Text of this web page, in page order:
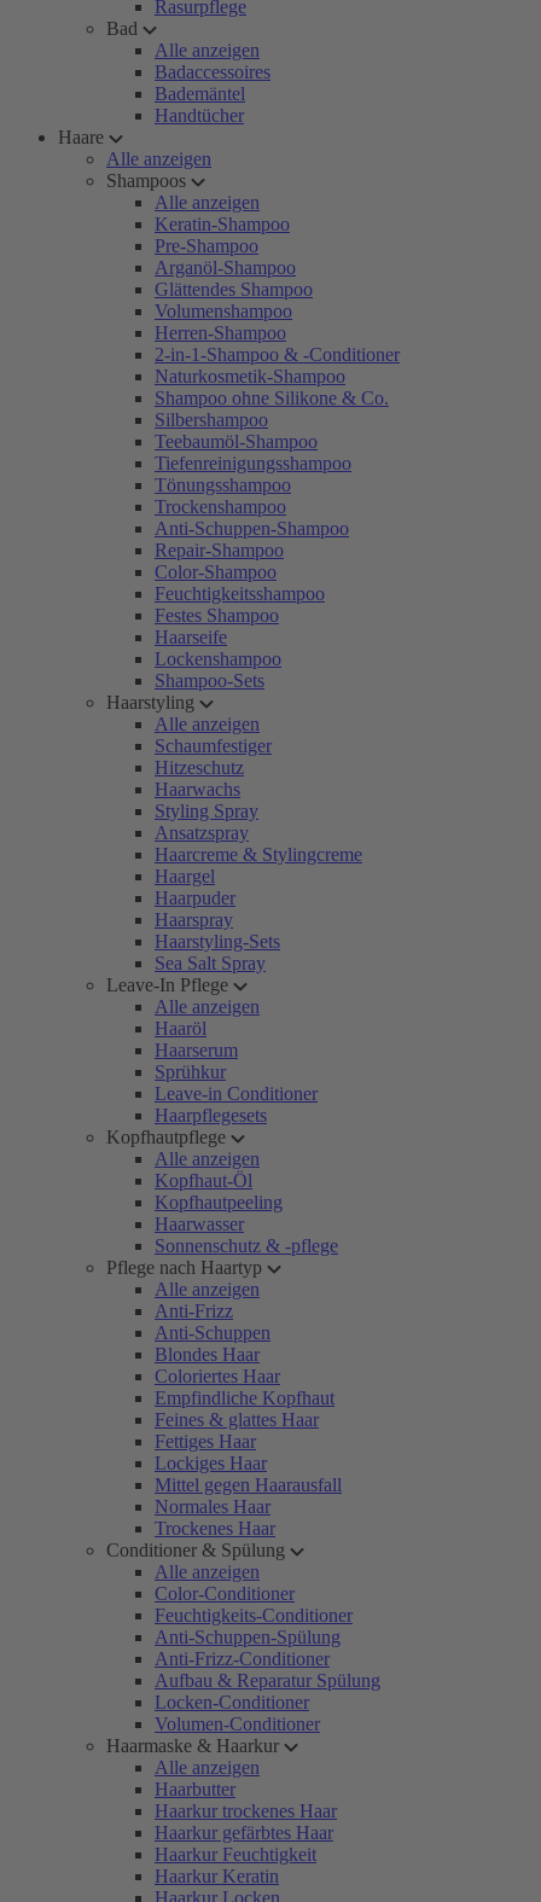
Rasurpflege
Bad
Alle anzeigen
Badaccessoires
Bademäntel
Handtücher
Haare
Alle anzeigen
Shampoos
Alle anzeigen
Keratin-Shampoo
Pre-Shampoo
Arganöl-Shampoo
Glättendes Shampoo
Volumenshampoo
Herren-Shampoo
2-in-1-Shampoo & -Conditioner
Naturkosmetik-Shampoo
Shampoo ohne Silikone & Co.
Silbershampoo
Teebaumöl-Shampoo
Tiefenreinigungsshampoo
Tönungsshampoo
Trockenshampoo
Anti-Schuppen-Shampoo
Repair-Shampoo
Color-Shampoo
Feuchtigkeitsshampoo
Festes Shampoo
Haarseife
Lockenshampoo
Shampoo-Sets
Haarstyling
Alle anzeigen
Schaumfestiger
Hitzeschutz
Haarwachs
Styling Spray
Ansatzspray
Haarcreme & Stylingcreme
Haargel
Haarpuder
Haarspray
Haarstyling-Sets
Sea Salt Spray
Leave-In Pflege
Alle anzeigen
Haaröl
Haarserum
Sprühkur
Leave-in Conditioner
Haarpflegesets
Kopfhautpflege
Alle anzeigen
Kopfhaut-Öl
Kopfhautpeeling
Haarwasser
Sonnenschutz & -pflege
Pflege nach Haartyp
Alle anzeigen
Anti-Frizz
Anti-Schuppen
Blondes Haar
Coloriertes Haar
Empfindliche Kopfhaut
Feines & glattes Haar
Fettiges Haar
Lockiges Haar
Mittel gegen Haarausfall
Normales Haar
Trockenes Haar
Conditioner & Spülung
Alle anzeigen
Color-Conditioner
Feuchtigkeits-Conditioner
Anti-Schuppen-Spülung
Anti-Frizz-Conditioner
Aufbau & Reparatur Spülung
Locken-Conditioner
Volumen-Conditioner
Haarmaske & Haarkur
Alle anzeigen
Haarbutter
Haarkur trockenes Haar
Haarkur gefärbtes Haar
Haarkur Feuchtigkeit
Haarkur Keratin
Haarkur Locken